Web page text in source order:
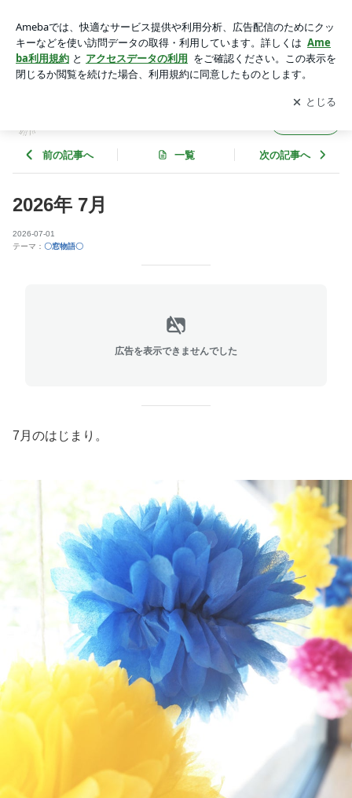
megokoroのブログ
アプリをダウンロードして ブログの更新通知
を受け取りまし
ょう。
開く
前の記事へ 一覧 次の記事へ
2026年 7月
2026-07-01
テーマ： 〇窓物語〇
広告を表示できませんでした
7月のはじまり。